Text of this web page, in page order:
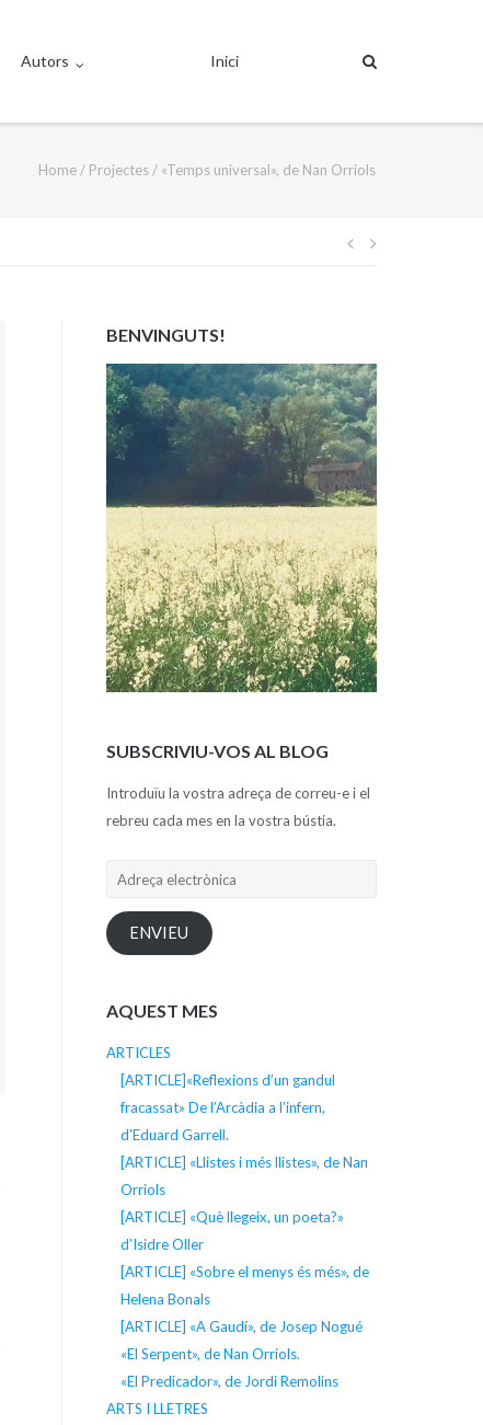
Autors Inici
Home/ Projectes/ «Temps universal», de Nan Orriols
Navegació
BENVINGUTS!
SUBSCRIVIU-VOS AL BLOG
Introduïu la vostra adreça de correu-e i el
rebreu cada mes en la vostra bústia.
Adreça
ENVIEU
AQUEST MES
ARTICLES
[ARTICLE]«Reflexions d’un gandul
fracassat» De l’Arcàdia a l’infern,
d’Eduard Garrell.
[ARTICLE] «Llistes i més llistes», de Nan
Orriols
[ARTICLE] «Què llegeix, un poeta?»
d’Isidre Oller
[ARTICLE] «Sobre el menys és més», de
Helena Bonals
[ARTICLE] «A Gaudí», de Josep Nogué
«El Serpent», de Nan Orriols.
«El Predicador», de Jordi Remolins
ARTS I LLETRES